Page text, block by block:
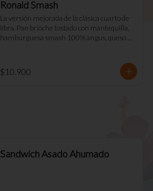
Ronald Smash
La versión mejorada de la clásica cuarto de
libra. Pan brioche tostado con mantequilla,
hamburguesa smash 100% angus, queso
$10.900
Sandwich Asado Ahumado